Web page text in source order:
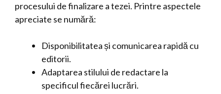
procesului de finalizare a tezei. Printre aspectele
apreciate se numără:
Disponibilitatea și comunicarea rapidă cu
editorii.
Adaptarea stilului de redactare la
specificul fiecărei lucrări.